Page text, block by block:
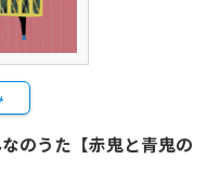
のうた【赤鬼と青鬼の